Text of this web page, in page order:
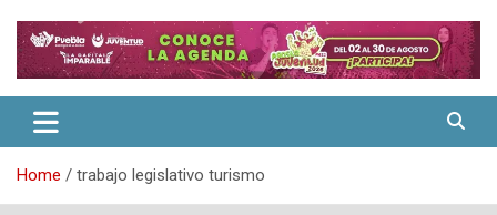
Home trabajo legislativo turismo